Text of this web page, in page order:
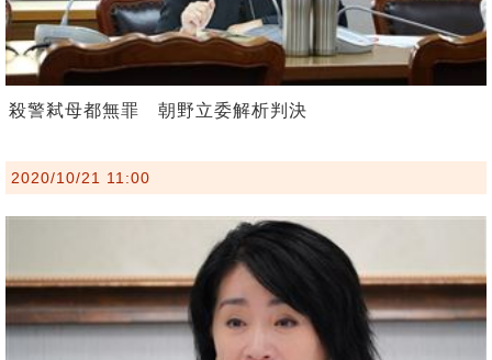
殺警弒母都無罪 朝野立委解析判決
2020/10/21 11:00